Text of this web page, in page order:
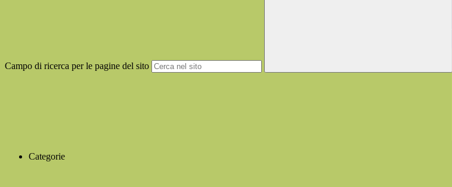
Campo di ricerca per le pagine del sito
Categorie